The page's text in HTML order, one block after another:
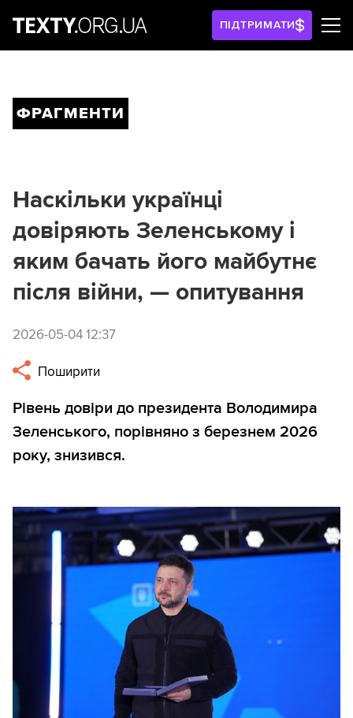
ПІДТРИМАТИ
ФРАГМЕНТИ
Наскільки українці
довіряють Зеленському і
яким бачать його майбутнє
після війни, — опитування
2026-05-04 12:37
Поширити
Рівень довіри до президента Володимира
Зеленського, порівняно з березнем 2026
року, знизився.